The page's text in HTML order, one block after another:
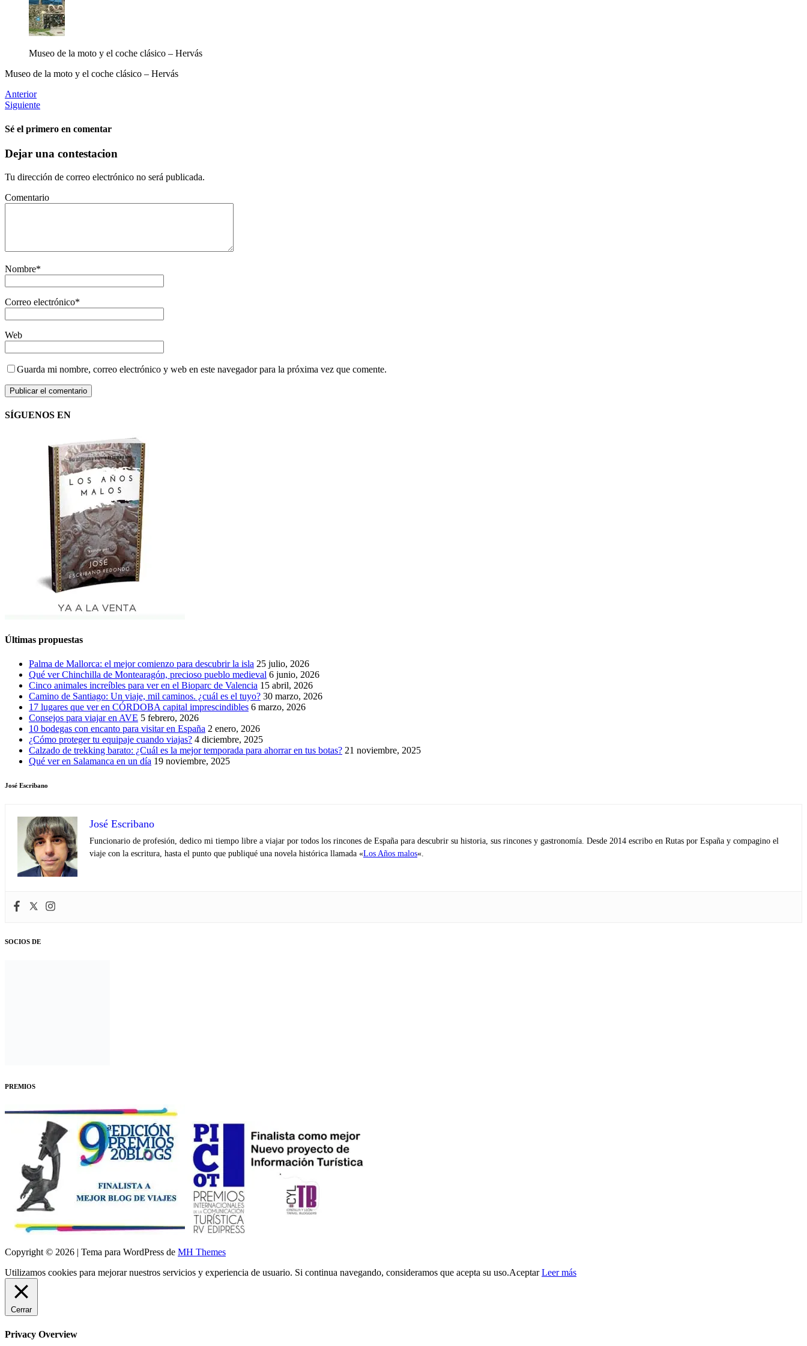
Museo de la moto y el coche clásico – Hervás
Museo de la moto y el coche clásico – Hervás
Anterior
Siguiente
Sé el primero en comentar
Dejar una contestacion
Tu dirección de correo electrónico no será publicada.
Comentario
Nombre*
Correo electrónico*
Web
Guarda mi nombre, correo electrónico y web en este navegador para la próxima vez que comente.
SÍGUENOS EN
Últimas propuestas
Palma de Mallorca: el mejor comienzo para descubrir la isla 25 julio, 2026
Qué ver Chinchilla de Montearagón, precioso pueblo medieval 6 junio, 2026
Cinco animales increíbles para ver en el Bioparc de Valencia 15 abril, 2026
Camino de Santiago: Un viaje, mil caminos. ¿cuál es el tuyo? 30 marzo, 2026
17 lugares que ver en CÓRDOBA capital imprescindibles 6 marzo, 2026
Consejos para viajar en AVE 5 febrero, 2026
10 bodegas con encanto para visitar en España 2 enero, 2026
¿Cómo proteger tu equipaje cuando viajas? 4 diciembre, 2025
Calzado de trekking barato: ¿Cuál es la mejor temporada para ahorrar en tus botas? 21 noviembre, 2025
Qué ver en Salamanca en un día 19 noviembre, 2025
José Escribano
José Escribano
Funcionario de profesión, dedico mi tiempo libre a viajar por todos los rincones de España para descubrir su historia, sus rincones y gastronomía. Desde 2014 escribo en Rutas por España y compagino el
viaje con la escritura, hasta el punto que publiqué una novela histórica llamada «Los Años malos«.
SOCIOS DE
PREMIOS
Copyright © 2026 | Tema para WordPress de MH Themes
Utilizamos cookies para mejorar nuestros servicios y experiencia de usuario. Si continua navegando, consideramos que acepta su uso.Aceptar Leer más
Cerrar
Privacy Overview